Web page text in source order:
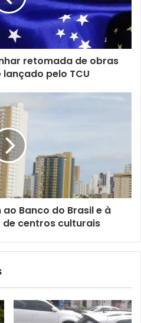
retomada de obras
pelo TCU
Banco do Brasil e à
centros culturais